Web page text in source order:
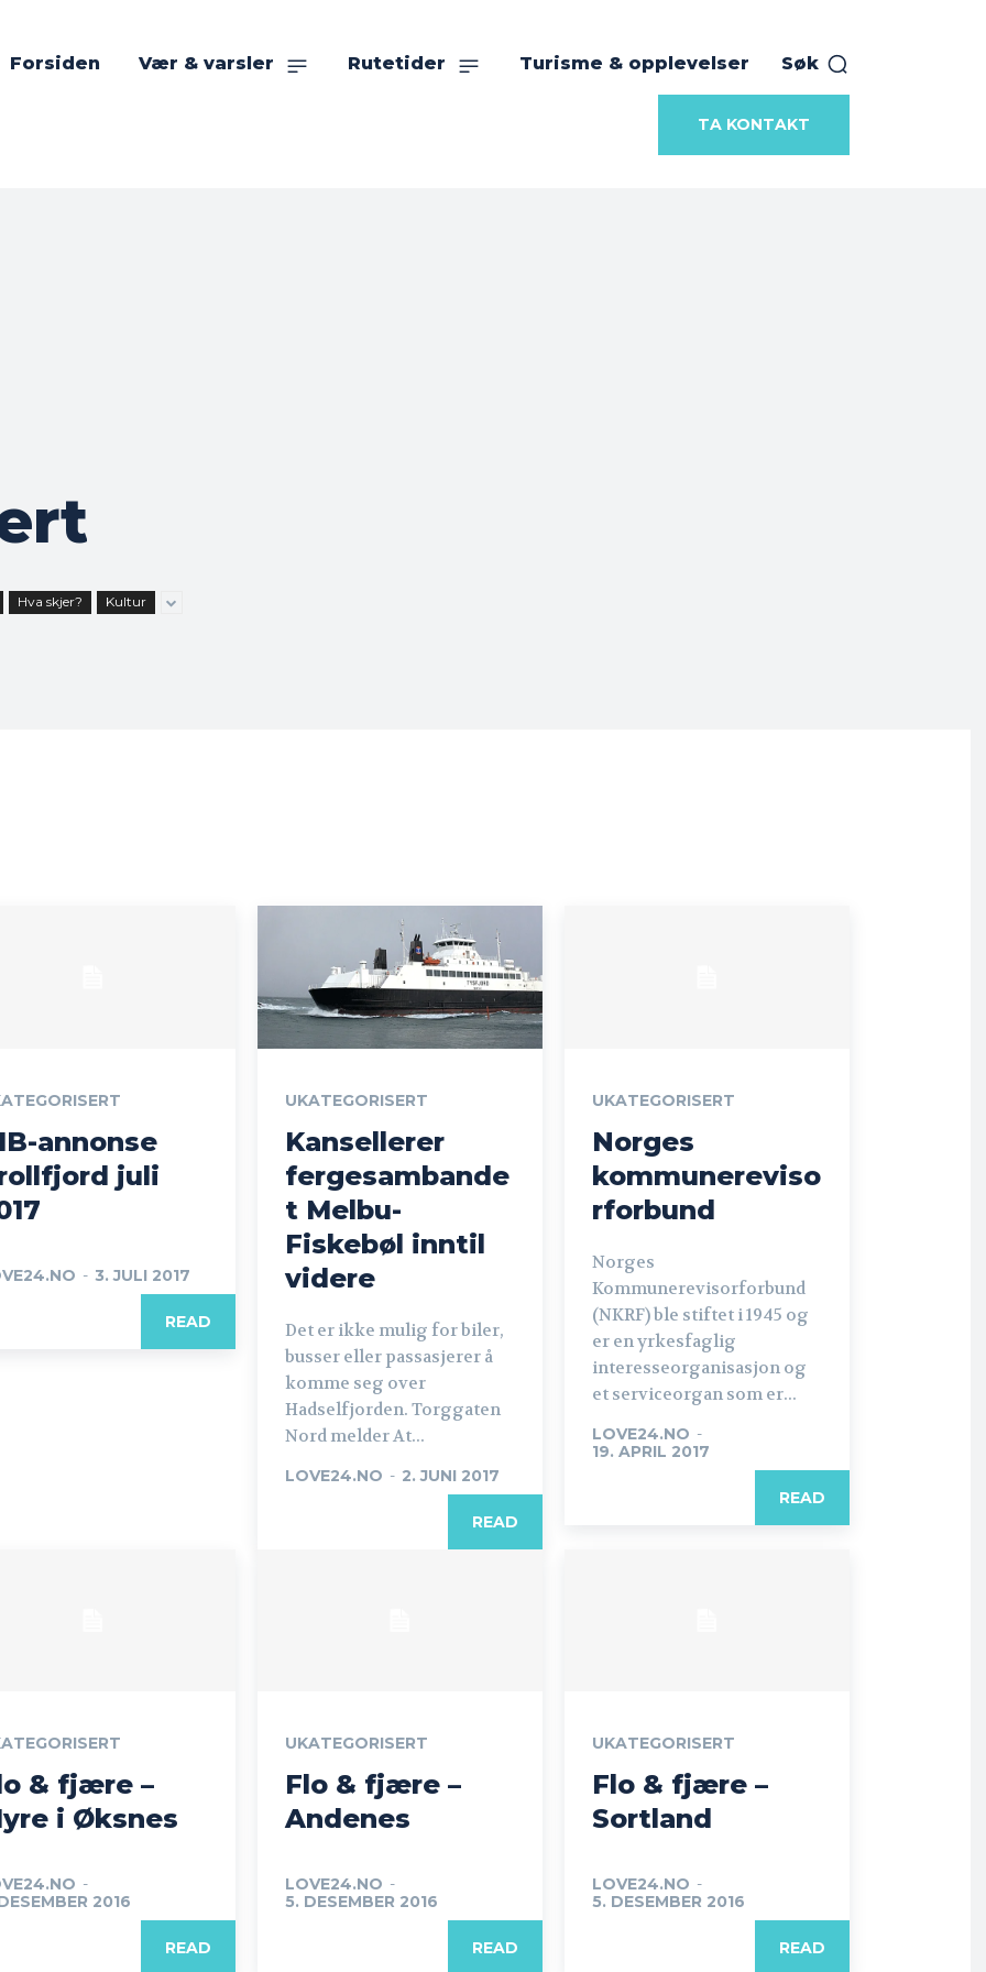
Forsiden Vær & varsler Rutetider Turisme & opplevelser Søk
TA KONTAKT
Hva skjer? Kultur
annonse
juli
- 3. JULI 2017
READ
UKATEGORISERT
Kansellerer
fergesambande
t Melbu-
Fiskebøl inntil
videre
Det er ikke mulig for biler,
busser eller passasjerer å
komme seg over
Hadselfjorden. Torggaten
Nord melder At...
LOVE24.NO - 2. JUNI 2017
READ
UKATEGORISERT
Norges
kommunereviso
rforbund
Norges
Kommunerevisorforbund
(NKRF) ble stiftet i 1945 og
er en yrkesfaglig
interesseorganisasjon og
et serviceorgan som er...
LOVE24.NO -
19. APRIL 2017
READ
& fjære –
i Øksnes
-
2016
READ
UKATEGORISERT
Flo & fjære –
Andenes
LOVE24.NO -
5. DESEMBER 2016
READ
UKATEGORISERT
Flo & fjære –
Sortland
LOVE24.NO -
5. DESEMBER 2016
READ